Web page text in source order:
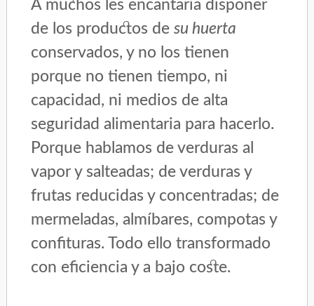
A muchos les encantaría disponer
de los productos desu huerta
conservados, y no los tienen
porque no tienen tiempo, ni
capacidad, ni medios de alta
seguridad alimentaria para hacerlo.
Porque hablamos de verduras al
vapor y salteadas; de verduras y
frutas reducidas y concentradas; de
mermeladas, almíbares, compotas y
confituras. Todo ello transformado
con eficiencia y a bajo coste.